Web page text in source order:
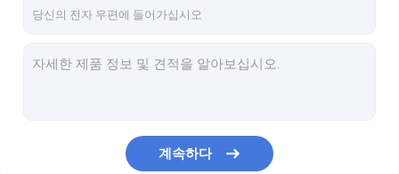
쇼트 체인 지방산 부티르산염
부티르산염 저분자 지방산
계속하다